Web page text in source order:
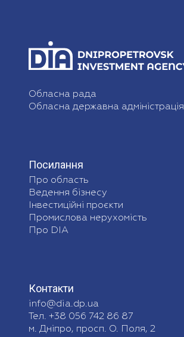
Обласна рада
Обласна державна адміністрація
Посилання
Про область
Ведення бізнесу
Інвестиційні проєкти
Промислова нерухомість
Про DIA
Контакти
info@dia.dp.ua
Тел. +38 056 742 86 87
м. Дніпро, просп. О. Поля, 2